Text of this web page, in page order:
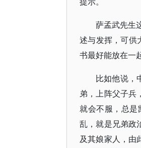
萨孟武先生
述与发挥，可供
书最好能放在一
比如他说，
弟，上阵父子兵
就会不服，总是
乱，就是兄弟政
及其娘家人，由